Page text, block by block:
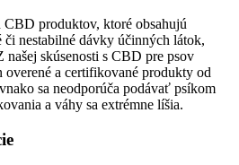
produktov, ktoré obsahujú
či nestabilné dávky účinných látok,
skúsenosti s CBD pre psov
overené a certifikované produkty od
sa neodporúča podávať psíkom
a váhy sa extrémne líšia.